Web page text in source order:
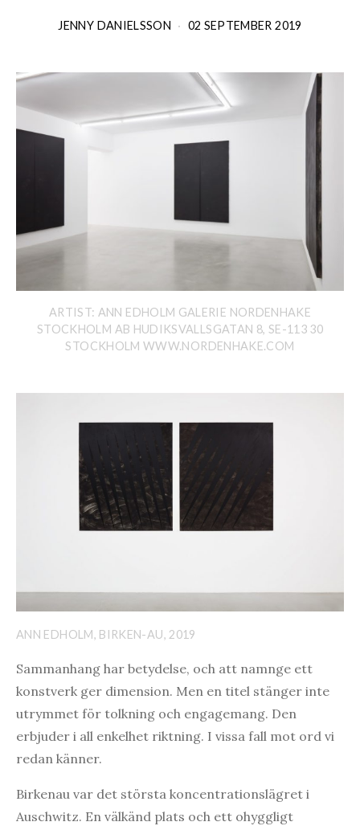
JENNY DANIELSSON 02 SEPTEMBER 2019
ARTIST: ANN EDHOLM GALERIE NORDENHAKE
STOCKHOLM AB HUDIKSVALLSGATAN 8, SE-113 30
STOCKHOLM WWW.NORDENHAKE.COM
ANN EDHOLM, BIRKEN-AU, 2019
Sammanhang har betydelse, och att namnge ett
konstverk ger dimension. Men en titel stänger inte
utrymmet för tolkning och engagemang. Den
erbjuder i all enkelhet riktning. I vissa fall mot ord vi
redan känner.
Birkenau var det största koncentrationslägret i
Auschwitz. En välkänd plats och ett ohyggligt